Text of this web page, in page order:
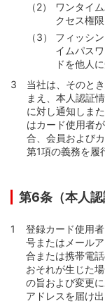
ワンタイ
クセス権
フィッシ
イムパス
ドを他人
当社は、そのと
まえ、本人認証
に対し通知しま
はカード使用者
合、会員および
第1項の義務を履
第6条（本人認
登録カード使用
号またはメール
合または携帯電
おそれが生じた
の旨および変更
アドレスを届け